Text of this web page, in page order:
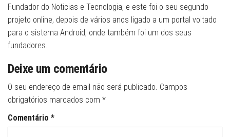
Fundador do Noticias e Tecnologia, e este foi o seu segundo
projeto online, depois de vários anos ligado a um portal voltado
para o sistema Android, onde também foi um dos seus
fundadores.
Deixe um comentário
O seu endereço de email não será publicado. Campos
obrigatórios marcados com *
Comentário *